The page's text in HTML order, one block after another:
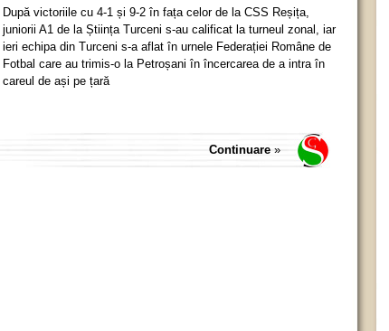
După victoriile cu 4-1 și 9-2 în fața celor de la CSS Reșița,
juniorii A1 de la Știința Turceni s-au calificat la turneul zonal, iar
ieri echipa din Turceni s-a aflat în urnele Federației Române de
Fotbal care au trimis-o la Petroșani în încercarea de a intra în
careul de ași pe țară
Continuare »